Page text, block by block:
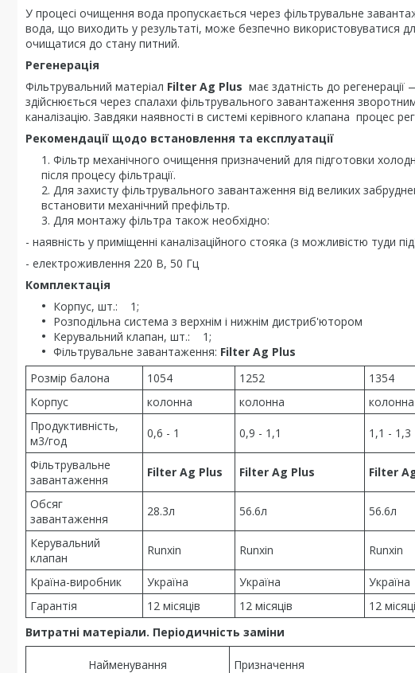
У процесі очищення вода пропускається через фільтрувальне
вода, що виходить у результаті, може безпечно використовуватися
очищатися до стану питний.
Регенерація
Фільтрувальний матеріал Filter Ag Plus має здатність до
здійснюється через спалахи фільтрувального завантаження
каналізацію. Завдяки наявності в системі керівного клапана процес
Рекомендації щодо встановлення та експлуатації
Фільтр механічного очищення призначений для підготовки
після процесу фільтрації.
Для захисту фільтрувального завантаження від великих
встановити механічний префільтр.
Для монтажу фільтра також необхідно:
- наявність у приміщенні каналізаційного стояка (з можливістю туди
- електроживлення 220 В, 50 Гц
Комплектація
Корпус, шт.: 1;
Розподільна система з верхнім і нижнім дистриб'ютором
Керувальний клапан, шт.: 1;
Фільтрувальне завантаження: Filter Ag Plus
Розмір балона
1054 1252 1354
Корпус
колонна колонна колонна
Продуктивність,
м3/год
0,6 - 1 0,9 - 1,1 1,1 - 1,3
Фільтрувальне
завантаження
Filter Ag Plus Filter Ag Plus Filter
Обсяг
завантаження
28.3л 56.6л 56.6л
Керувальний
клапан
Runxin Runxin Runxin
Країна-виробник Україна Україна Україна
Гарантія
12 місяців 12 місяців 12
Витратні матеріали. Періодичність заміни
Найменування Призначення